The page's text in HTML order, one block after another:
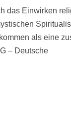
das Einwirken
als eine
– Deutsche